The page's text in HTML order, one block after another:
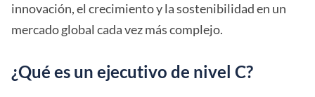
innovación, el crecimiento y la sostenibilidad en un
mercado global cada vez más complejo.
¿Qué es un ejecutivo de nivel C?